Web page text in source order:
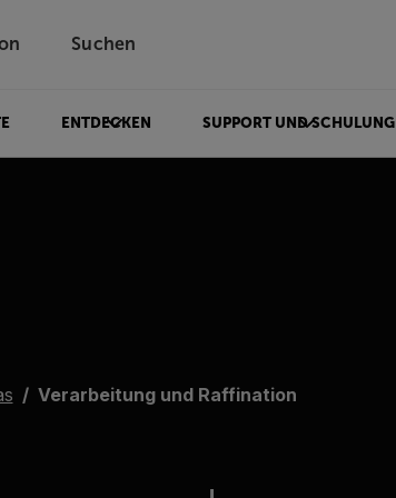
Suchen
ENTDECKEN SUPPORT UND SCHULUNG
Verarbeitung und Raffination